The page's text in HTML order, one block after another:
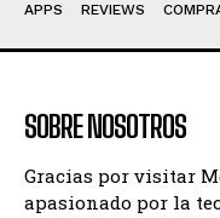
APPS REVIEWS
SOBRE NOSOTROS
Gracias por visitar
apasionado por la